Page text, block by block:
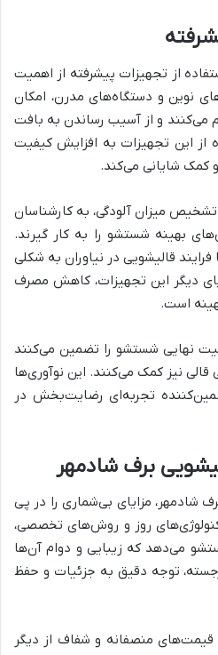
از تجهیزات پیشرفته از اهمیت
نوین و دستگاه‌های مدرن، امکان
می‌کنند و از آسیب رساندن به بافت
از این تجهیزات به افزایش کیفیت
شایانی می‌کند.
میزان آلودگی، به کارشناسان
بهینه شستشو را به کار گیرند.
قالیشویی در نیاوران به شکلی
دیگر این تجهیزات، کاهش مصرف
است.
نهایی شستشو را تضمین می‌کنند
نیز کمک می‌کنند. این نوآوری‌ها
تجربه‌ای رضایت‌بخش در
برف شادمهر
شادمهر، مزایای بی‌شماری را در پی
روز و روش‌های تخصصی،
می‌دهد که زیبایی و دوام آن‌ها
توجه دقیق به جزئیات و حفظ
قیمت‌های منصفانه و شفاف از دیگر